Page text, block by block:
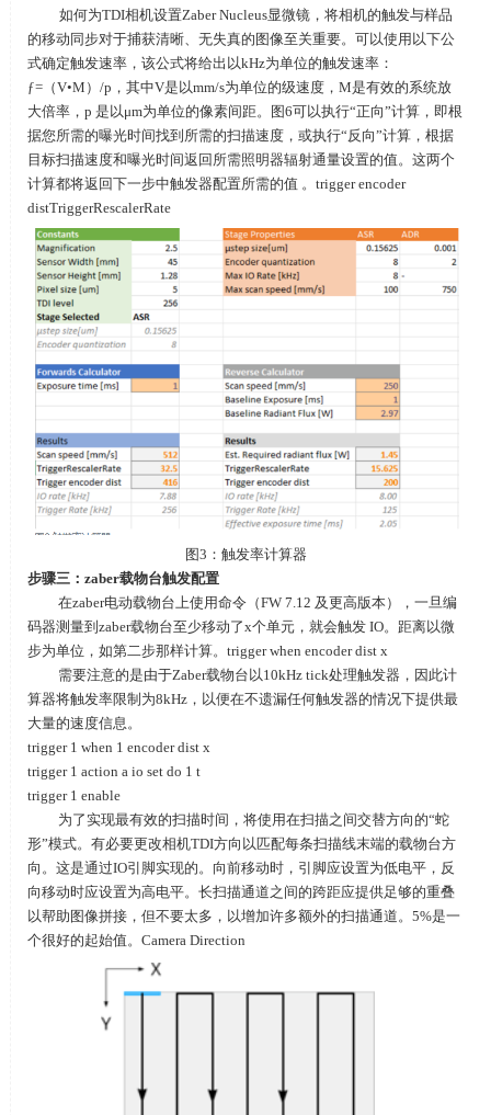
如何为TDI相机设置Zaber Nucleus显微镜，将相机的触发与样品
的移动同步对于捕获清晰、无失真的图像至关重要。可以使用以下公
式确定触发速率，该公式将给出以kHz为单位的触发速率：
ƒ=（V•M）/p，其中V是以mm/s为单位的级速度，M是有效的系统放
大倍率，p 是以μm为单位的像素间距。图6可以执行“正向”计算，即根
据您所需的曝光时间找到所需的扫描速度，或执行“反向”计算，根据
目标扫描速度和曝光时间返回所需照明器辐射通量设置的值。这两个
计算都将返回下一步中触发器配置所需的值 。trigger encoder
distTriggerRescalerRate
图3：触发率计算器
步骤三： zaber载物台触发配置
在zaber电动载物台上使用命令（FW 7.12 及更高版本），一旦编
码器测量到zaber载物台至少移动了x个单元，就会触发 IO。距离以微
步为单位，如第二步那样计算。trigger when encoder dist x
需要注意的是由于Zaber载物台以10kHz tick处理触发器，因此计
算器将触发率限制为8kHz，以便在不遗漏任何触发器的情况下提供最
大量的速度信息。
trigger 1 when 1 encoder dist x
trigger 1 action a io set do 1 t
trigger 1 enable
为了实现最有效的扫描时间，将使用在扫描之间交替方向的“蛇
形”模式。有必要更改相机TDI方向以匹配每条扫描线末端的载物台方
向。这是通过IO引脚实现的。向前移动时，引脚应设置为低电平，反
向移动时应设置为高电平。长扫描通道之间的跨距应提供足够的重叠
以帮助图像拼接，但不要太多，以增加许多额外的扫描通道。 5%是一
个很好的起始值。Camera Direction